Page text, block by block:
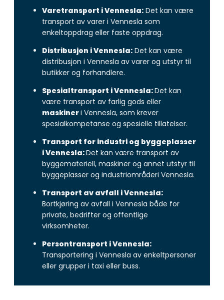
Varetransport i Vennesla: Det kan være
transport av varer i Vennesla som
enkeltoppdrag eller faste oppdrag.
Distribusjon i Vennesla: Det kan være
distribusjon i Vennesla av varer og utstyr til
butikker og forhandlere.
Spesialtransport i Vennesla:Det kan
være transport av farlig gods eller
maskineri Vennesla, som krever
spesialkompetanse og spesielle tillatelser.
Transport for industri og byggeplasser
i Vennesla:Det kan være transport av
byggemateriell, maskiner og annet utstyr til
byggeplasser og industriområderi Vennesla.
Transport av avfall i Vennesla:
Bortkjøring av avfall i Vennesla både for
private, bedrifter og offentlige
virksomheter.
Persontransport i Vennesla:
Transportering i Vennesla av enkeltpersoner
eller grupper i taxi eller buss.